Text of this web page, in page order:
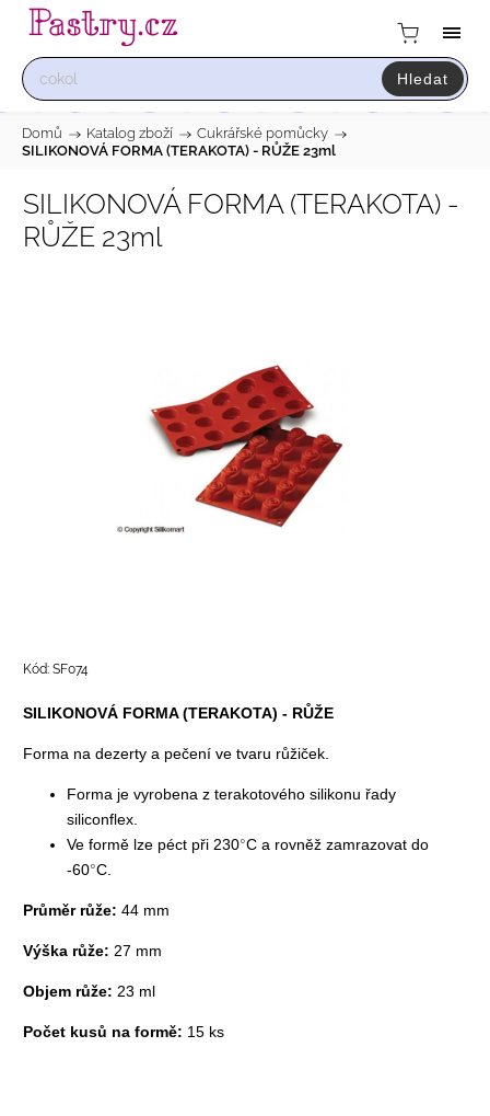
Hledat
Domů / Katalog zboží / Cukrářské pomůcky /
SILIKONOVÁ FORMA (TERAKOTA) - RŮŽE 23ml
SILIKONOVÁ FORMA (TERAKOTA) -
RŮŽE 23ml
Kód: SF074
SILIKONOVÁ FORMA (TERAKOTA) - RŮŽE
Forma na dezerty a pečení ve tvaru růžiček.
Forma je vyrobena z terakotového silikonu řady
siliconflex.
Ve formě lze péct při 230°C a rovněž zamrazovat do
-60°C.
Průměr růže: 44 mm
Výška růže: 27 mm
Objem růže: 23 ml
Počet kusů na formě: 15 ks